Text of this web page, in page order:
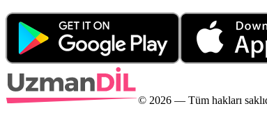
© 2026 — Tüm hakları